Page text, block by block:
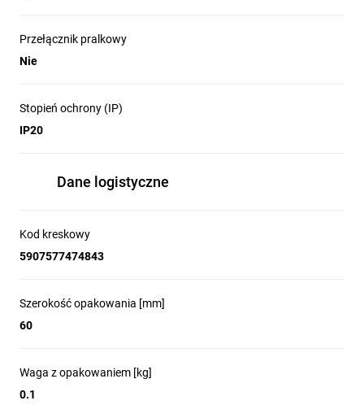
Przełącznik pralkowy
Nie
Stopień ochrony (IP)
IP20
Dane logistyczne
Kod kreskowy
5907577474843
Szerokość opakowania [mm]
60
Waga z opakowaniem [kg]
0.1